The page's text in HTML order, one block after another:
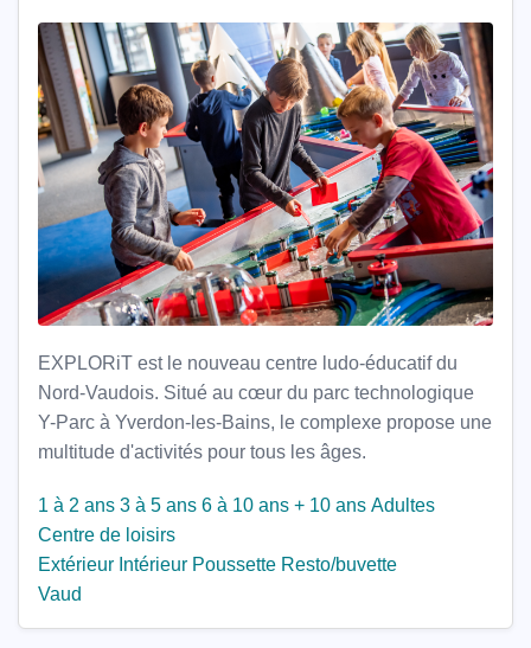
EXPLORiT est le nouveau centre ludo-éducatif du
Nord-Vaudois. Situé au cœur du parc technologique
Y-Parc à Yverdon-les-Bains, le complexe propose une
multitude d'activités pour tous les âges.
1 à 2 ans 3 à 5 ans 6 à 10 ans + 10 ans Adultes
Centre de loisirs
Extérieur Intérieur Poussette Resto/buvette
Vaud